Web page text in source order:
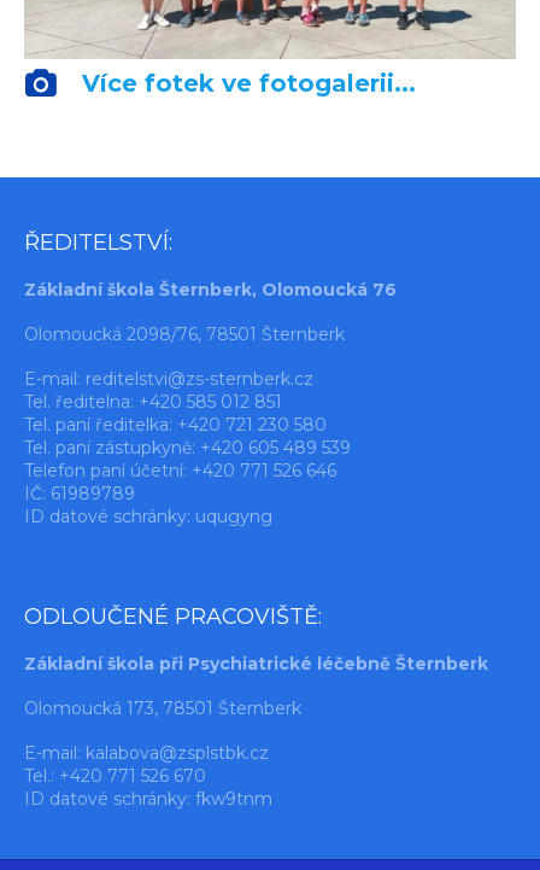
Více fotek ve fotogalerii...
ŘEDITELSTVÍ:
Základní škola Šternberk, Olomoucká 76
Olomoucká 2098/76, 78501 Šternberk
E-mail: reditelstvi@zs-sternberk.cz
Tel. ředitelna: +420 585 012 851
Tel. paní ředitelka: +420 721 230 580
Tel. paní zástupkyně: +420 605 489 539
Telefon paní účetní: +420 771 526 646
IČ: 61989789
ID datové schránky: uqugyng
ODLOUČENÉ PRACOVIŠTĚ:
Základní škola při Psychiatrické léčebně Šternberk
Olomoucká 173, 78501 Šternberk
E-mail: kalabova@zsplstbk.cz
Tel.: +420 771 526 670
ID datové schránky: fkw9tnm